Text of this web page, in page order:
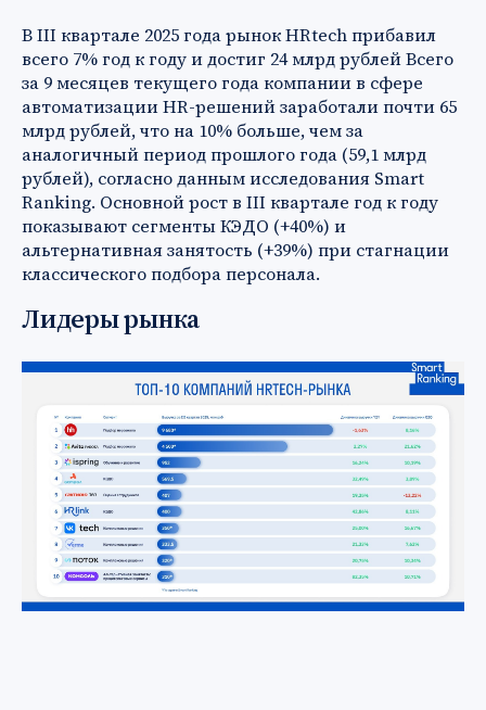
В III квартале 2025 года рынок HRtech прибавил
всего 7% год к году и достиг 24 млрд рублей Всего
за 9 месяцев текущего года компании в сфере
автоматизации HR-решений заработали почти 65
млрд рублей, что на 10% больше, чем за
аналогичный период прошлого года (59,1 млрд
рублей), согласно данным исследования Smart
Ranking. Основной рост в III квартале год к году
показывают сегменты КЭДО (+40%) и
альтернативная занятость (+39%) при стагнации
классического подбора персонала.
Лидеры рынка